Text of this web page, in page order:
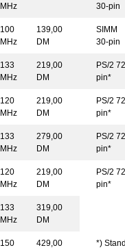
MHz
30-pin
100
MHz
139,00
DM
SIMM
30-pin
133
MHz
219,00
DM
PS/2
pin*
120
MHz
219,00
DM
PS/2
pin*
133
MHz
279,00
DM
PS/2
pin*
120
MHz
219,00
DM
PS/2
pin*
133
MHz
319,00
DM
150
429,00
*)